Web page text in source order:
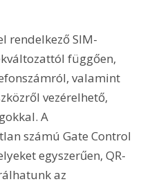
rendelkező SIM-
függően,
valamint
vezérelhető,
A
számú Gate Control
egyszerűen, QR-
az